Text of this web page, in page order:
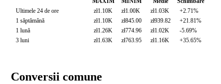
Ultimele 24 de ore
zł1.10K zł1.00K zł1.03K
+2.71%
1 săptămână
zł1.10K zł845.00 zł939.82
+21.81%
1 lună
zł1.26K zł774.96 zł1.02K
-5.69%
3 luni
zł1.63K zł763.95 zł1.16K +35.65%
Conversii comune